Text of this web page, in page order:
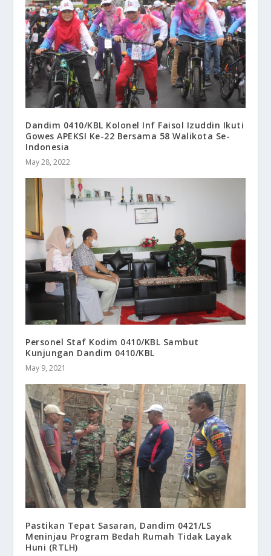
Dandim 0410/KBL Kolonel Inf Faisol Izuddin Ikuti
Gowes APEKSI Ke-22 Bersama 58 Walikota Se-
Indonesia
May 28, 2022
Personel Staf Kodim 0410/KBL Sambut
Kunjungan Dandim 0410/KBL
May 9, 2021
Pastikan Tepat Sasaran, Dandim 0421/LS
Meninjau Program Bedah Rumah Tidak Layak
Huni (RTLH)